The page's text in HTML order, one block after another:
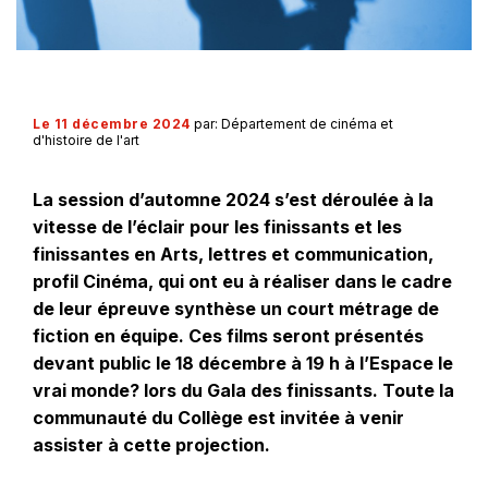
Le 11 décembre 2024 par: Département de cinéma et
d'histoire de l'art
La session d’automne 2024 s’est déroulée à la
vitesse de l’éclair pour les finissants et les
finissantes en Arts, lettres et communication,
profil Cinéma, qui ont eu à réaliser dans le cadre
de leur épreuve synthèse un court métrage de
fiction en équipe. Ces films seront présentés
devant public le 18 décembre à 19 h à l’Espace le
vrai monde? lors du Gala des finissants. Toute la
communauté du Collège est invitée à venir
assister à cette projection.